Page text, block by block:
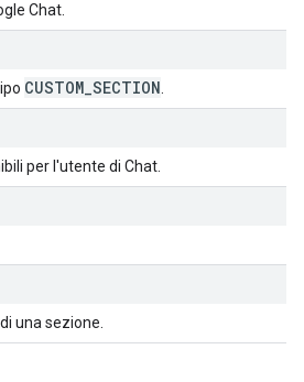
Chat.
CUSTOM SECTION
per l'utente di Chat.
una sezione.